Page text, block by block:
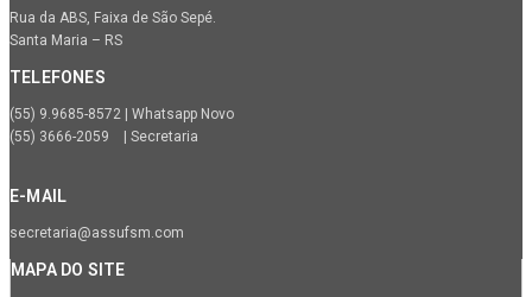
Rua da ABS, Faixa de São Sepé.
Santa Maria – RS
TELEFONES
(55) 9.9685-8572 | Whatsapp Novo
(55) 3666-2059 | Secretaria
E-MAIL
secretaria@assufsm.com
MAPA DO SITE